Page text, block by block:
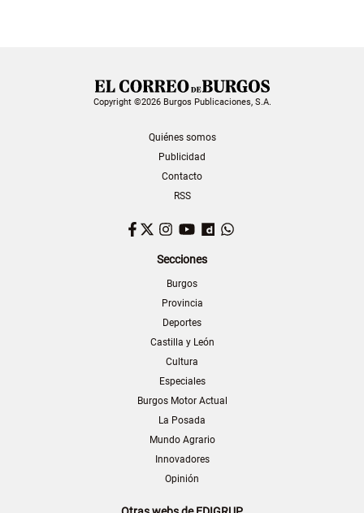
Copyright ©2026 Burgos Publicaciones, S.A.
Quiénes somos
Publicidad
Contacto
RSS
Facebook
TwitterInstagram
YouTubeDailymotion
Secciones
Burgos
Provincia
Deportes
Castilla y León
Cultura
Especiales
Burgos Motor Actual
La Posada
Mundo Agrario
Innovadores
Opinión